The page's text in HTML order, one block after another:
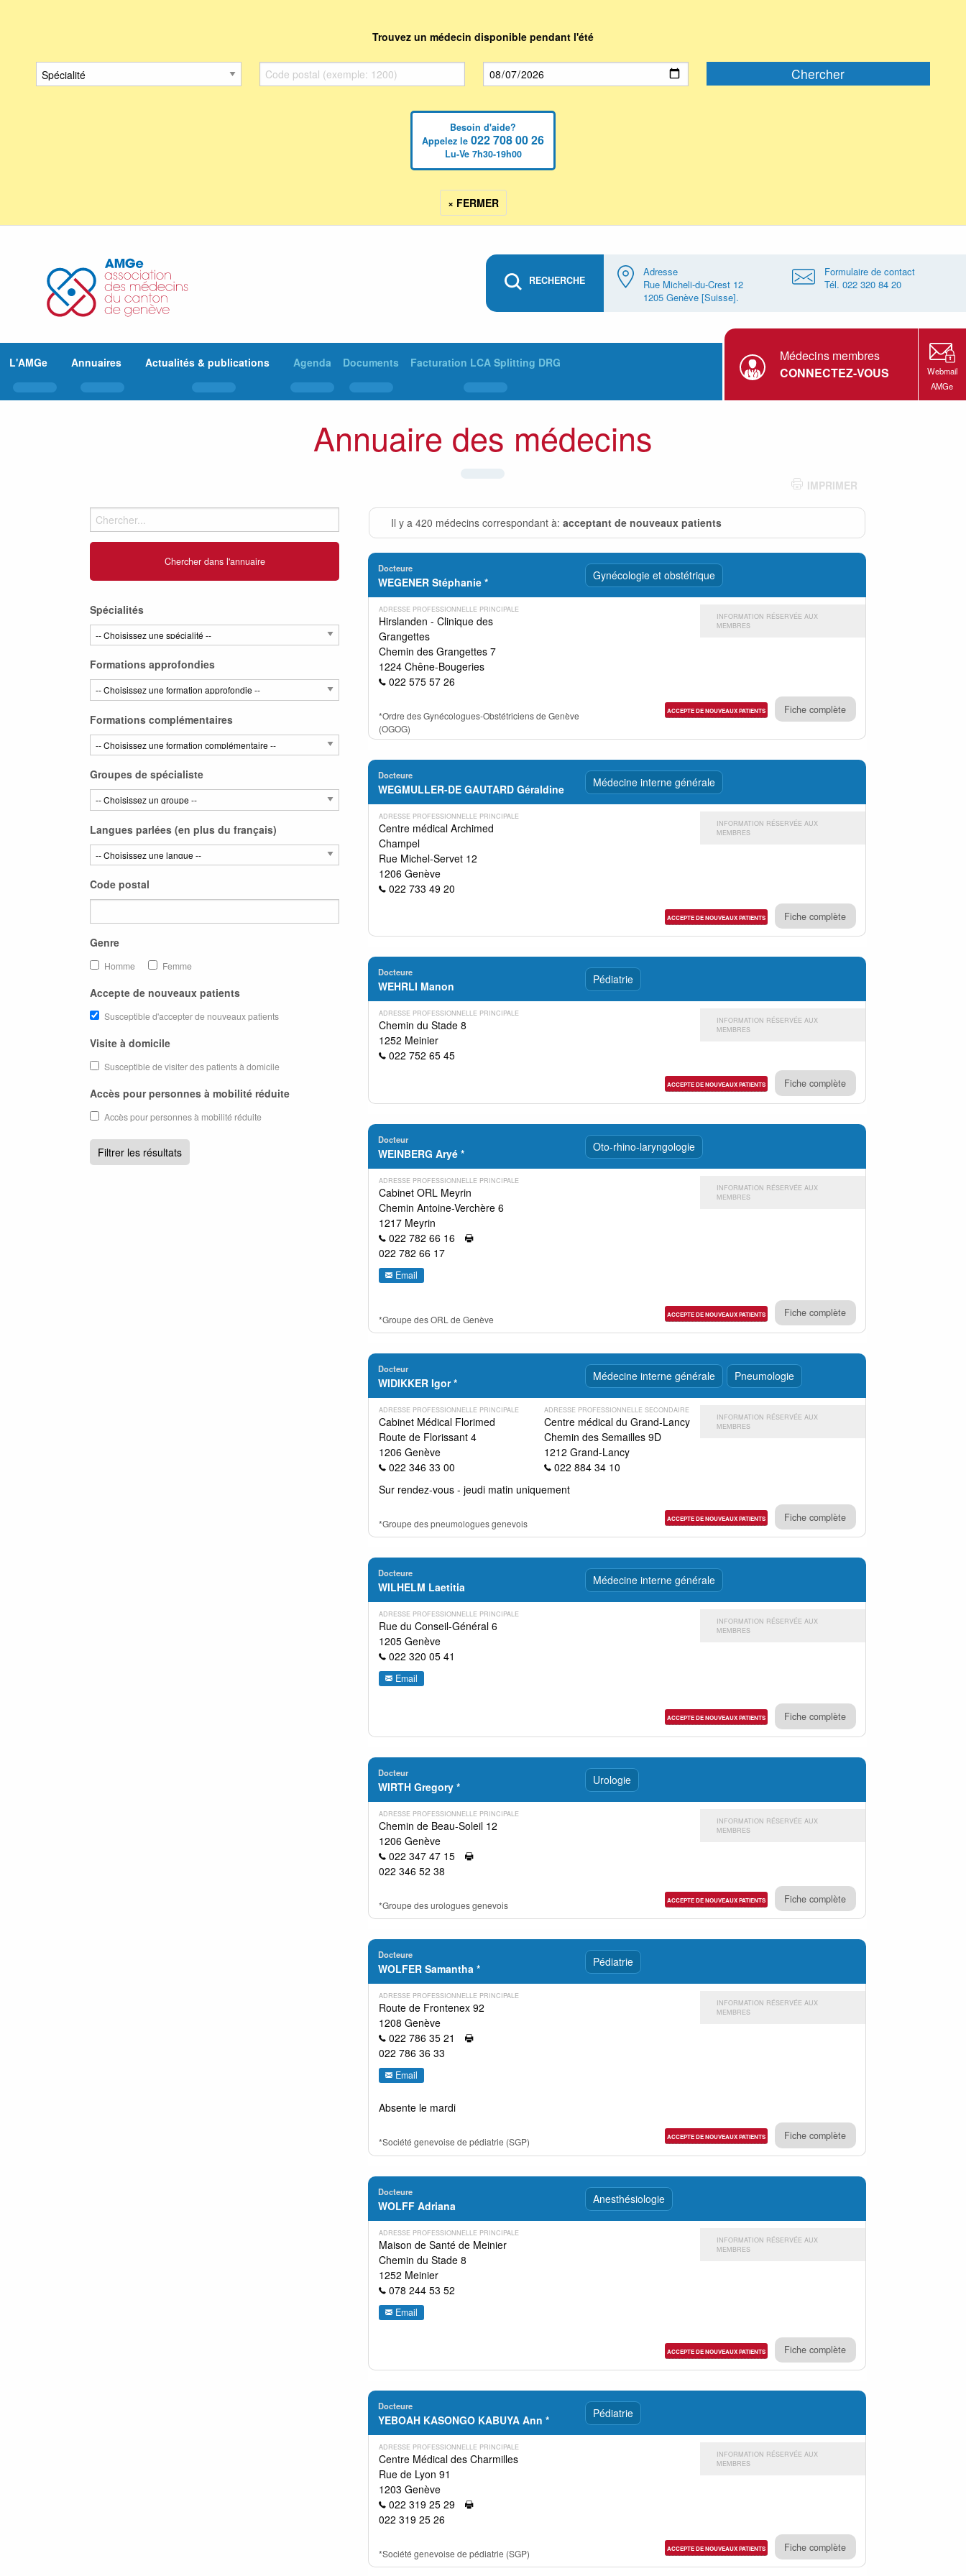
Trouvez un médecin disponible pendant l'été
Besoin d'aide?
Appelez le 022 708 00 26
Lu-Ve 7h30-19h00
× FERMER
RECHERCHE
Adresse
Rue Micheli-du-Crest 12
1205 Genève [Suisse].
Formulaire de contact
Tél. 022 320 84 20
L'AMGe Annuaires Actualités & publications Agenda Documents Facturation LCA Splitting DRG
Médecins membres
CONNECTEZ-VOUS
Webmail
AMGe
Annuaire des médecins
Spécialités
Formations approfondies
Formations complémentaires
Groupes de spécialiste
Langues parlées (en plus du français)
Code postal
Genre
Homme Femme
Accepte de nouveaux patients
Susceptible d'accepter de nouveaux patients
Visite à domicile
Susceptible de visiter des patients à domicile
Accès pour personnes à mobilité réduite
Accès pour personnes à mobilité réduite
IMPRIMER
Il y a 420 médecins correspondant à:acceptant de nouveaux patients
Docteure
WEGENER Stéphanie * Gynécologie et obstétrique
ADRESSE PROFESSIONNELLE PRINCIPALE
Hirslanden - Clinique des
Grangettes
Chemin des Grangettes 7
1224 Chêne-Bougeries
022 575 57 26
INFORMATION RÉSERVÉE AUX
MEMBRES
*Ordre des Gynécologues-Obstétriciens de Genève
(OGOG)
Fiche complète
ACCEPTE DE NOUVEAUX PATIENTS
Docteure
WEGMULLER-DE GAUTARD Géraldine Médecine interne générale
ADRESSE PROFESSIONNELLE PRINCIPALE
Centre médical Archimed
Champel
Rue Michel-Servet 12
1206 Genève
022 733 49 20
INFORMATION RÉSERVÉE AUX
MEMBRES
Fiche complète
ACCEPTE DE NOUVEAUX PATIENTS
Docteure
WEHRLI Manon Pédiatrie
ADRESSE PROFESSIONNELLE PRINCIPALE
Chemin du Stade 8
1252 Meinier
022 752 65 45
INFORMATION RÉSERVÉE AUX
MEMBRES
Fiche complète
ACCEPTE DE NOUVEAUX PATIENTS
Docteur
WEINBERG Aryé * Oto-rhino-laryngologie
ADRESSE PROFESSIONNELLE PRINCIPALE
Cabinet ORL Meyrin
Chemin Antoine-Verchère 6
1217 Meyrin
022 782 66 16
022 782 66 17
Email
INFORMATION RÉSERVÉE AUX
MEMBRES
*Groupe des ORL de Genève Fiche complète
ACCEPTE DE NOUVEAUX PATIENTS
Docteur
WIDIKKER Igor * Médecine interne générale Pneumologie
ADRESSE PROFESSIONNELLE PRINCIPALE
Cabinet Médical Florimed
Route de Florissant 4
1206 Genève
022 346 33 00
ADRESSE PROFESSIONNELLE SECONDAIRE
Centre médical du Grand-Lancy
Chemin des Semailles 9D
1212 Grand-Lancy
022 884 34 10
INFORMATION RÉSERVÉE AUX
MEMBRES
Sur rendez-vous - jeudi matin uniquement
*Groupe des pneumologues genevois Fiche complète
ACCEPTE DE NOUVEAUX PATIENTS
Docteure
WILHELM Laetitia Médecine interne générale
ADRESSE PROFESSIONNELLE PRINCIPALE
Rue du Conseil-Général 6
1205 Genève
022 320 05 41
Email
INFORMATION RÉSERVÉE AUX
MEMBRES
Fiche complète
ACCEPTE DE NOUVEAUX PATIENTS
Docteur
WIRTH Gregory * Urologie
ADRESSE PROFESSIONNELLE PRINCIPALE
Chemin de Beau-Soleil 12
1206 Genève
022 347 47 15
022 346 52 38
INFORMATION RÉSERVÉE AUX
MEMBRES
*Groupe des urologues genevois Fiche complète
ACCEPTE DE NOUVEAUX PATIENTS
Docteure
WOLFER Samantha * Pédiatrie
ADRESSE PROFESSIONNELLE PRINCIPALE
Route de Frontenex 92
1208 Genève
022 786 35 21
022 786 36 33
Email
INFORMATION RÉSERVÉE AUX
MEMBRES
Absente le mardi
*Société genevoise de pédiatrie (SGP) Fiche complète
ACCEPTE DE NOUVEAUX PATIENTS
Docteure
WOLFF Adriana Anesthésiologie
ADRESSE PROFESSIONNELLE PRINCIPALE
Maison de Santé de Meinier
Chemin du Stade 8
1252 Meinier
078 244 53 52
Email
INFORMATION RÉSERVÉE AUX
MEMBRES
Fiche complète
ACCEPTE DE NOUVEAUX PATIENTS
Docteure
YEBOAH KASONGO KABUYA Ann * Pédiatrie
ADRESSE PROFESSIONNELLE PRINCIPALE
Centre Médical des Charmilles
Rue de Lyon 91
1203 Genève
022 319 25 29
022 319 25 26
INFORMATION RÉSERVÉE AUX
MEMBRES
*Société genevoise de pédiatrie (SGP) Fiche complète
ACCEPTE DE NOUVEAUX PATIENTS